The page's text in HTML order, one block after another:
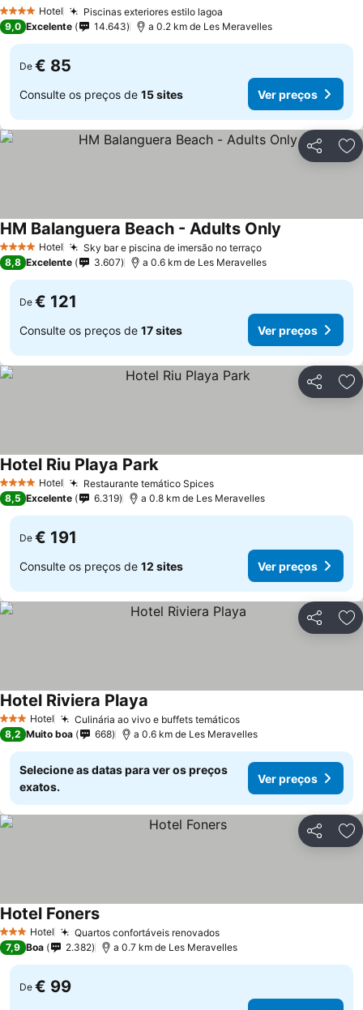
4 EstrelasHotel Piscinas exteriores estilo lagoa
9,0 Excelente 14.643 a 0.2 km de Les Meravelles
De € 85
Consulte os preços de 15 sites Ver preços
Partilhar
4 EstrelasHotel Sky bar e piscina de imersão no terraço
HM Balanguera Beach - Adults Only
8,8 Excelente 3.607 a 0.6 km de Les Meravelles
De € 121
Consulte os preços de 17 sites Ver preços
Partilhar
4 EstrelasHotel Restaurante temático Spices
Hotel Riu Playa Park
8,5 Excelente 6.319 a 0.8 km de Les Meravelles
De € 191
Consulte os preços de 12 sites Ver preços
Partilhar
3 EstrelasHotel Culinária ao vivo e buffets temáticos
Hotel Riviera Playa
8,2 Muito boa 668 a 0.6 km de Les Meravelles
Selecione as datas para ver os preços
exatos.
Ver preços
Partilhar
3 EstrelasHotel Quartos confortáveis renovados
Hotel Foners
7,9 Boa 2.382 a 0.7 km de Les Meravelles
De € 99